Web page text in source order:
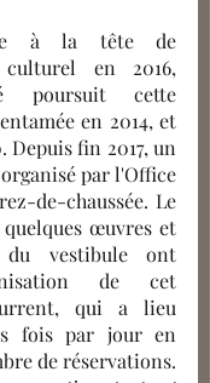
à la tête de
culturel en 2016,
poursuit cette
en 2014, et
Depuis fin 2017, un
organisé par l'Office
de-chaussée. Le
œuvres et
du vestibule ont
de cet
qui a lieu
fois par jour en
de réservations.